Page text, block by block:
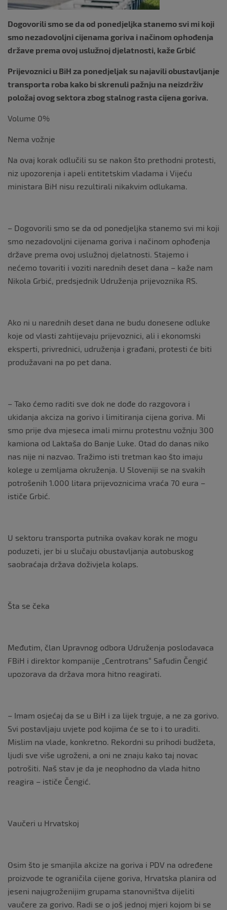
Dogovorili smo se da od ponedjeljka stanemo svi mi koji
smo nezadovoljni cijenama goriva i načinom ophođenja
države prema ovoj uslužnoj djelatnosti, kaže Grbić
Prijevoznici u BiH za ponedjeljak su najavili obustavljanje
transporta roba kako bi skrenuli pažnju na neizdrživ
položaj ovog sektora zbog stalnog rasta cijena goriva.
Volume 0%
Nema vožnje
Na ovaj korak odlučili su se nakon što prethodni protesti,
niz upozorenja i apeli entitetskim vladama i Vijeću
ministara BiH nisu rezultirali nikakvim odlukama.
– Dogovorili smo se da od ponedjeljka stanemo svi mi koji
smo nezadovoljni cijenama goriva i načinom ophođenja
države prema ovoj uslužnoj djelatnosti. Stajemo i
nećemo tovariti i voziti narednih deset dana – kaže nam
Nikola Grbić, predsjednik Udruženja prijevoznika RS.
Ako ni u narednih deset dana ne budu donesene odluke
koje od vlasti zahtijevaju prijevoznici, ali i ekonomski
eksperti, privrednici, udruženja i građani, protesti će biti
produžavani na po pet dana.
– Tako ćemo raditi sve dok ne dođe do razgovora i
ukidanja akciza na gorivo i limitiranja cijena goriva. Mi
smo prije dva mjeseca imali mirnu protestnu vožnju 300
kamiona od Laktaša do Banje Luke. Otad do danas niko
nas nije ni nazvao. Tražimo isti tretman kao što imaju
kolege u zemljama okruženja. U Sloveniji se na svakih
potrošenih 1.000 litara prijevoznicima vraća 70 eura –
ističe Grbić.
U sektoru transporta putnika ovakav korak ne mogu
poduzeti, jer bi u slučaju obustavljanja autobuskog
saobraćaja država doživjela kolaps.
Šta se čeka
Međutim, član Upravnog odbora Udruženja poslodavaca
FBiH i direktor kompanije „Centrotrans“ Safudin Čengić
upozorava da država mora hitno reagirati.
– Imam osjećaj da se u BiH i za lijek trguje, a ne za gorivo.
Svi postavljaju uvjete pod kojima će se to i to uraditi.
Mislim na vlade, konkretno. Rekordni su prihodi budžeta,
ljudi sve više ugroženi, a oni ne znaju kako taj novac
potrošiti. Naš stav je da je neophodno da vlada hitno
reagira – ističe Čengić.
Vaučeri u Hrvatskoj
Osim što je smanjila akcize na goriva i PDV na određene
proizvode te ograničila cijene goriva, Hrvatska planira od
jeseni najugroženijim grupama stanovništva dijeliti
vaučere za gorivo. Radi se o još jednoj mjeri kojom bi se